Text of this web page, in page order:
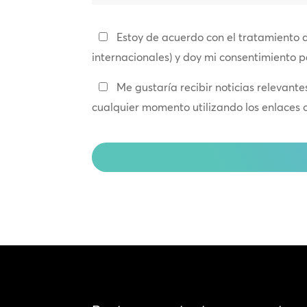
Política
de
Estoy de acuerdo con el tratamiento
internacionales) y doy mi consentimiento
Manténte
en
Me gustaría recibir noticias
cualquier momento utilizando los enlaces